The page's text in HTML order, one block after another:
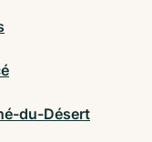
du-Désert